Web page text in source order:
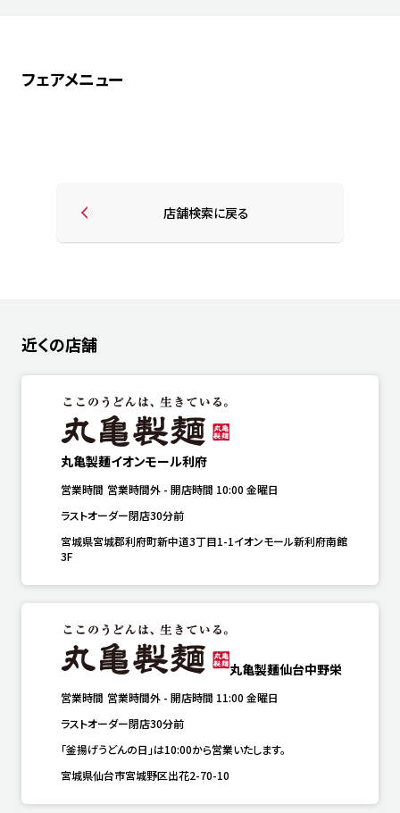
フェアメニュー
店舗検索に戻る
近くの店舗
丸亀製麺イオンモール利府
営業時間 営業時間外 - 開店時間 10:00 金曜日
ラストオーダー閉店30分前
宮城県宮城郡利府町新中道3丁目1-1イオンモール新利府南館
3F
丸亀製麺仙台中野栄
営業時間 営業時間外 - 開店時間 11:00 金曜日
ラストオーダー閉店30分前
「釜揚げうどんの日」は10:00から営業いたします。
宮城県仙台市宮城野区出花2-70-10